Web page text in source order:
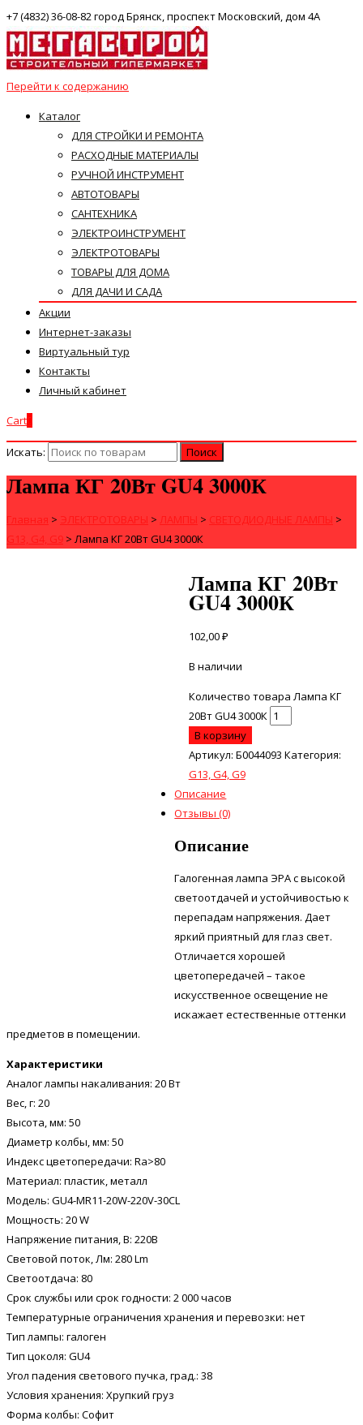
+7 (4832) 36-08-82 город Брянск, проспект Московский, дом 4А
Перейти к содержанию
Каталог
ДЛЯ СТРОЙКИ И РЕМОНТА
РАСХОДНЫЕ МАТЕРИАЛЫ
РУЧНОЙ ИНСТРУМЕНТ
АВТОТОВАРЫ
САНТЕХНИКА
ЭЛЕКТРОИНСТРУМЕНТ
ЭЛЕКТРОТОВАРЫ
ТОВАРЫ ДЛЯ ДОМА
ДЛЯ ДАЧИ И САДА
Акции
Интернет-заказы
Виртуальный тур
Контакты
Личный кабинет
Cart
Искать:
Лампа КГ 20Вт GU4 3000К
Главная > ЭЛЕКТРОТОВАРЫ > ЛАМПЫ > СВЕТОДИОДНЫЕ ЛАМПЫ >
G13, G4, G9 > Лампа КГ 20Вт GU4 3000К
Лампа КГ 20Вт
GU4 3000К
102,00₽
В наличии
Количество товара Лампа КГ
20Вт GU4 3000К
В корзину
Артикул: Б0044093 Категория:
G13, G4, G9
Описание
Отзывы (0)
Описание
Галогенная лампа ЭРА с высокой
светоотдачей и устойчивостью к
перепадам напряжения. Дает
яркий приятный для глаз свет.
Отличается хорошей
цветопередачей – такое
искусственное освещение не
искажает естественные оттенки
предметов в помещении.
Характеристики
Аналог лампы накаливания: 20 Вт
Вес, г: 20
Высота, мм: 50
Диаметр колбы, мм: 50
Индекс цветопередачи: Ra>80
Материал: пластик, металл
Модель: GU4-MR11-20W-220V-30CL
Мощность: 20 W
Напряжение питания, В: 220В
Световой поток, Лм: 280 Lm
Светоотдача: 80
Срок службы или срок годности: 2 000 часов
Температурные ограничения хранения и перевозки: нет
Тип лампы: галоген
Тип цоколя: GU4
Угол падения светового пучка, град.: 38
Условия хранения: Хрупкий груз
Форма колбы: Софит